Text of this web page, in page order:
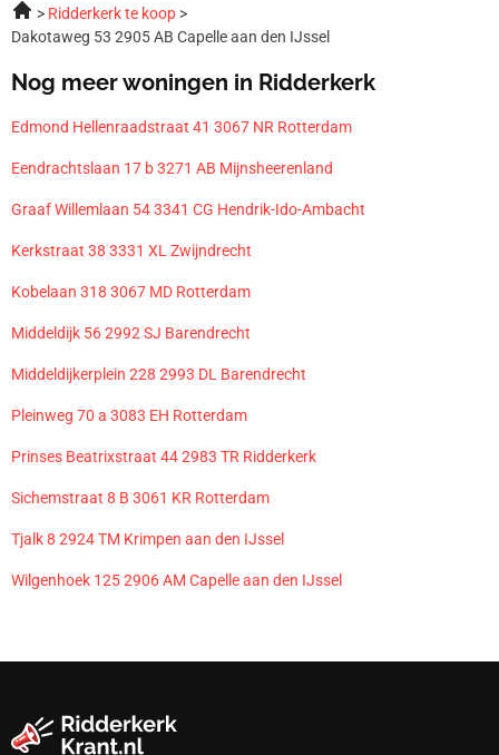
Ridderkerk te koop
Dakotaweg 53 2905 AB Capelle aan den IJssel
Nog meer woningen in Ridderkerk
Edmond Hellenraadstraat 41 3067 NR Rotterdam
Eendrachtslaan 17 b 3271 AB Mijnsheerenland
Graaf Willemlaan 54 3341 CG Hendrik-Ido-Ambacht
Kerkstraat 38 3331 XL Zwijndrecht
Kobelaan 318 3067 MD Rotterdam
Middeldijk 56 2992 SJ Barendrecht
Middeldijkerplein 228 2993 DL Barendrecht
Pleinweg 70 a 3083 EH Rotterdam
Prinses Beatrixstraat 44 2983 TR Ridderkerk
Sichemstraat 8 B 3061 KR Rotterdam
Tjalk 8 2924 TM Krimpen aan den IJssel
Wilgenhoek 125 2906 AM Capelle aan den IJssel